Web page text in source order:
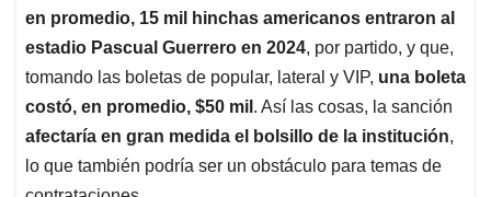
en promedio, 15 mil hinchas americanos entraron al
estadio Pascual Guerrero en 2024, por partido, y que,
tomando las boletas de popular, lateral y VIP, una boleta
costó, en promedio, $50 mil . Así las cosas, la sanción
afectaría en gran medida el bolsillo de la institución,
lo que también podría ser un obstáculo para temas de